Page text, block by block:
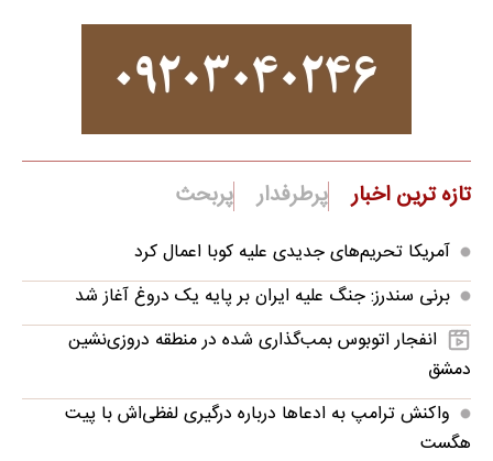
تازه ترین اخبار پرطرفدار پربحث
آمریکا تحریم‌های جدیدی علیه کوبا اعمال کرد
برنی سندرز: جنگ علیه ایران بر پایه یک دروغ آغاز شد
انفجار اتوبوس بمب‌گذاری شده در منطقه دروزی‌نشین
دمشق
واکنش ترامپ به ادعاها درباره درگیری لفظی‌اش با پیت
هگست